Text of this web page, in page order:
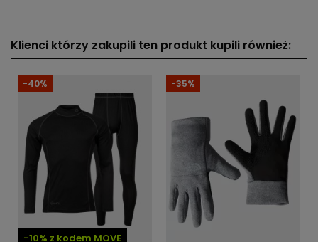
Klienci którzy zakupili ten produkt kupili również:
-10% z kodem MOVE
-40% -35%